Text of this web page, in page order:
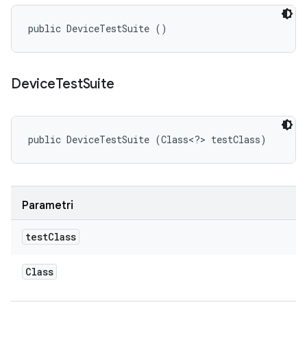
public DeviceTestSuite ()
DeviceTestSuite
public DeviceTestSuite (Class<?> testClass)
Parametri
testClass
Class